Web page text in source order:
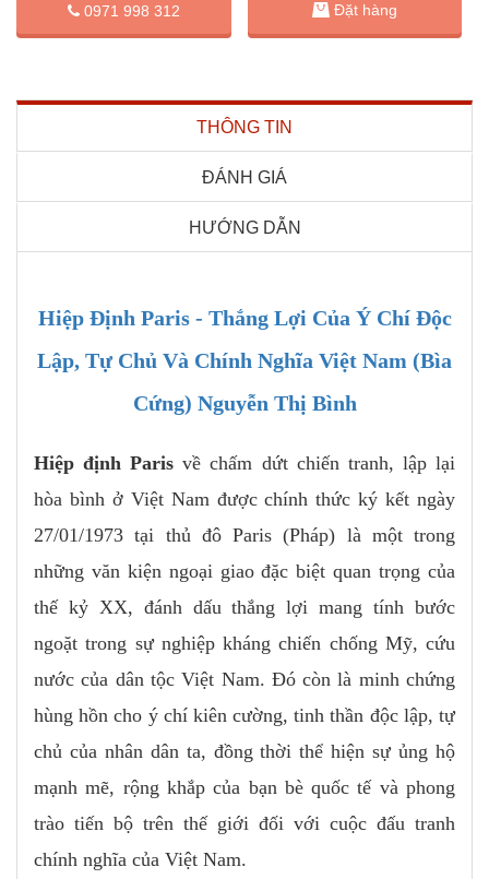
0971 998 312 Đặt hàng
THÔNG TIN
ĐÁNH GIÁ
HƯỚNG DẪN
Hiệp Định Paris - Thắng Lợi Của Ý Chí Độc
Lập, Tự Chủ Và Chính Nghĩa Việt Nam (Bìa
Cứng) Nguyễn Thị Bình
Hiệp định Paris về chấm dứt chiến tranh, lập lại
hòa bình ở Việt Nam được chính thức ký kết ngày
27/01/1973 tại thủ đô Paris (Pháp) là một trong
những văn kiện ngoại giao đặc biệt quan trọng của
thế kỷ XX, đánh dấu thắng lợi mang tính bước
ngoặt trong sự nghiệp kháng chiến chống Mỹ, cứu
nước của dân tộc Việt Nam. Đó còn là minh chứng
hùng hồn cho ý chí kiên cường, tinh thần độc lập, tự
chủ của nhân dân ta, đồng thời thể hiện sự ủng hộ
mạnh mẽ, rộng khắp của bạn bè quốc tế và phong
trào tiến bộ trên thế giới đối với cuộc đấu tranh
chính nghĩa của Việt Nam.